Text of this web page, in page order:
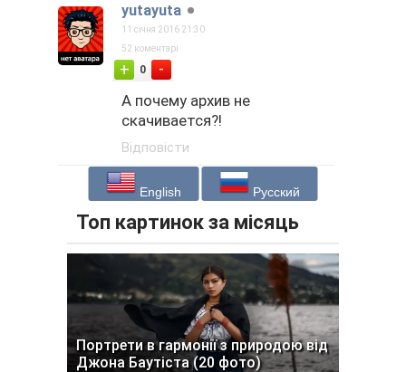
yutayuta
11 січня 2016 21:30
52 коментарі
+ 0 -
А почему архив не
скачивается?!
Відповісти
English Русский
Топ картинок за місяць
Портрети в гармонії з природою від
Джона Баутіста (20 фото)